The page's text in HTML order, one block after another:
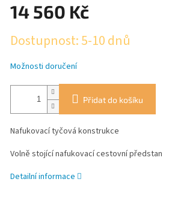
14 560 Kč
cena:
Dostupnost: 5-10 dnů
Možnosti doručení
Přidat do košíku
Nafukovací tyčová konstrukce
Volně stojící nafukovací cestovní předstan
Detailní informace